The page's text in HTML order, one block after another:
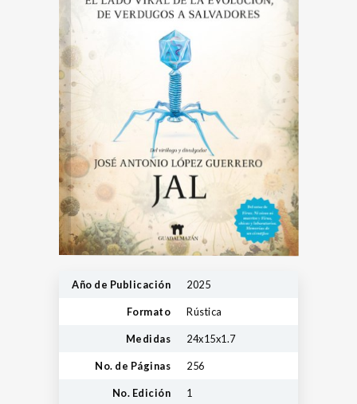
Año de Publicación 2025
Formato Rústica
Medidas 24x15x1.7
No. de Páginas 256
No. Edición 1